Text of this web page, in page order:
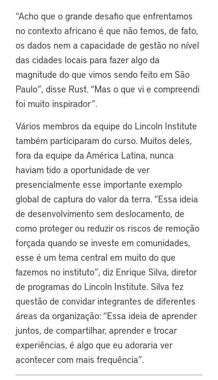
“Acho que o grande desafio que enfrentamos
no contexto africano é que não temos, de fato,
os dados nem a capacidade de gestão no nível
das cidades locais para fazer algo da
magnitude do que vimos sendo feito em São
Paulo”, disse Rust. “Mas o que vi e compreendi
foi muito inspirador”.
Vários membros da equipe do Lincoln Institute
também participaram do curso. Muitos deles,
fora da equipe da América Latina, nunca
haviam tido a oportunidade de ver
presencialmente esse importante exemplo
global de captura do valor da terra. “Essa ideia
de desenvolvimento sem deslocamento, de
como proteger ou reduzir os riscos de remoção
forçada quando se investe em comunidades,
esse é um tema central em muito do que
fazemos no instituto”, diz Enrique Silva, diretor
de programas do Lincoln Institute. Silva fez
questão de convidar integrantes de diferentes
áreas da organização: “Essa ideia de aprender
juntos, de compartilhar, aprender e trocar
experiências, é algo que eu adoraria ver
acontecer com mais frequência”.